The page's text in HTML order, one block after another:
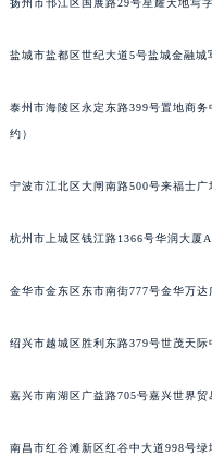
扬州市邗江区国展路29号星耀天地写
盐城市盐都区世纪大道5号盐城金融城
泰州市海陵区永定东路399号置地商
约）
宁波市江北区大闸南路500号来福士广
杭州市上城区钱江路1366号华润大厦
金华市金东区东市南街777号金华万达
绍兴市越城区胜利东路379号世茂天际
嘉兴市南湖区广益路705号嘉兴世界
南昌市红谷滩新区红谷中大道998号